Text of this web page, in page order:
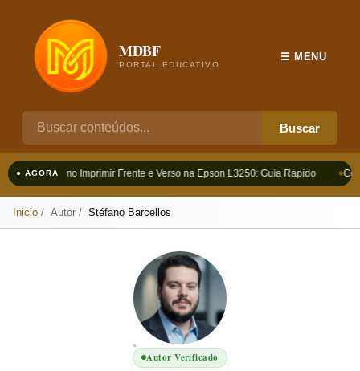
MDBF
PORTAL EDUCATIVO
Buscar
☰ MENU
● AGORAComo Imprimir Frente e Verso na Epson L3250: Guia Rápido
Inicio Autor Stéfano Barcellos
Autor Verificado